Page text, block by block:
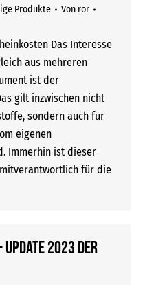
Produkte Von ror
Das Interesse
aus mehreren
ist der
gilt inzwischen nicht
sondern auch für
eigenen
Immerhin ist dieser
für die
– Update 2023 der